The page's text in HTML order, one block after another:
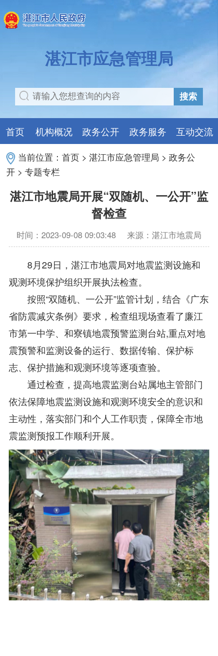
湛江市应急管理局
搜索
首页 机构概况 政务公开 政务服务 互动交流
当前位置：首页 >湛江市应急管理局 >政务公
开 >专题专栏
湛江市地震局开展“双随机、一公开”监
督检查
时间：2023-09-08 09:03:48 来源：湛江市地震局
8月29日，湛江市地震局对地震监测设施和
观测环境保护组织开展执法检查。
按照“双随机、一公开”监管计划，结合《广东
省防震减灾条例》要求，检查组现场查看了廉江
市第一中学、和寮镇地震预警监测台站,重点对地
震预警和监测设备的运行、数据传输、保护标
志、保护措施和观测环境等逐项查验。
通过检查，提高地震监测台站属地主管部门
依法保障地震监测设施和观测环境安全的意识和
主动性，落实部门和个人工作职责，保障全市地
震监测预报工作顺利开展。